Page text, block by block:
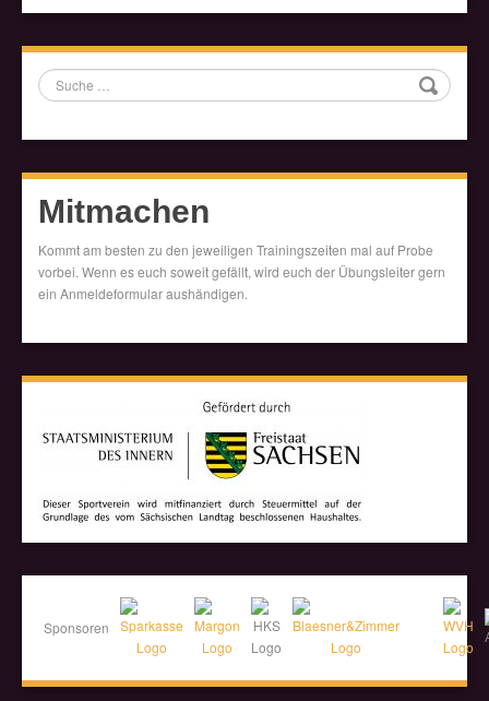
Suche
Mitmachen
Kommt am besten zu den jeweiligen Trainingszeiten mal auf Probe
vorbei. Wenn es euch soweit gefällt, wird euch der Übungsleiter gern
ein Anmeldeformular aushändigen.
Sponsoren